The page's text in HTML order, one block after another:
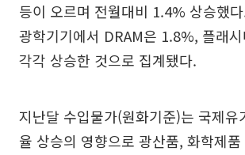
등이 오르며 전월대비 1.4% 상승했
광학기기에서 DRAM은 1.8%, 플래
각각 상승한 것으로 집계됐다.
지난달 수입물가(원화기준)는 국제유
율 상승의 영향으로 광산품, 화학제